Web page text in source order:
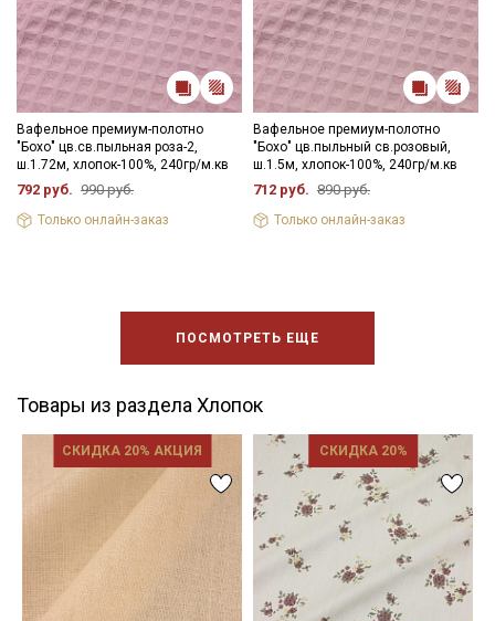
Вафельное премиум-полотно
"Бохо" цв.св.пыльная роза-2,
ш.1.72м, хлопок-100%, 240гр/м.кв
792 руб. 990 руб.
Только онлайн-заказ
Вафельное премиум-полотно
"Бохо" цв.пыльный св.розовый,
ш.1.5м, хлопок-100%, 240гр/м.кв
712 руб. 890 руб.
Только онлайн-заказ
ПОСМОТРЕТЬ ЕЩЕ
Товары из раздела Хлопок
СКИДКА 20% АКЦИЯ СКИДКА 20%